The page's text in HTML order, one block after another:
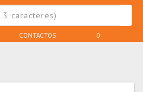
CONTACTOS 0